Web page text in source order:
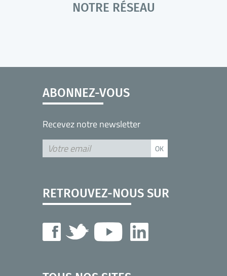
NOTRE RÉSEAU
ABONNEZ-VOUS
Recevez notre newsletter
RETROUVEZ-NOUS SUR